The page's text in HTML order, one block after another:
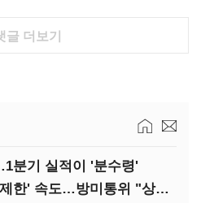
글 더보기
분기 실적이 '분수령'
세계 곳곳 'SNS 연령 제한' 속도…방미통위 "상반기 중 의견수렴"